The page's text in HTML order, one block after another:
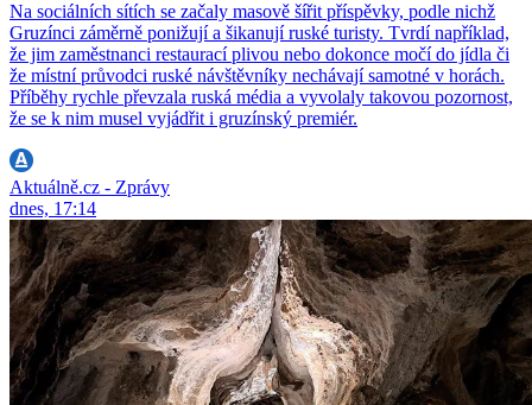
Na sociálních sítích se začaly masově šířit příspěvky, podle nichž
Gruzínci záměrně ponižují a šikanují ruské turisty. Tvrdí například,
že jim zaměstnanci restaurací plivou nebo dokonce močí do jídla či
že místní průvodci ruské návštěvníky nechávají samotné v horách.
Příběhy rychle převzala ruská média a vyvolaly takovou pozornost,
že se k nim musel vyjádřit i gruzínský premiér.
Aktuálně.cz - Zprávy
dnes, 17:14